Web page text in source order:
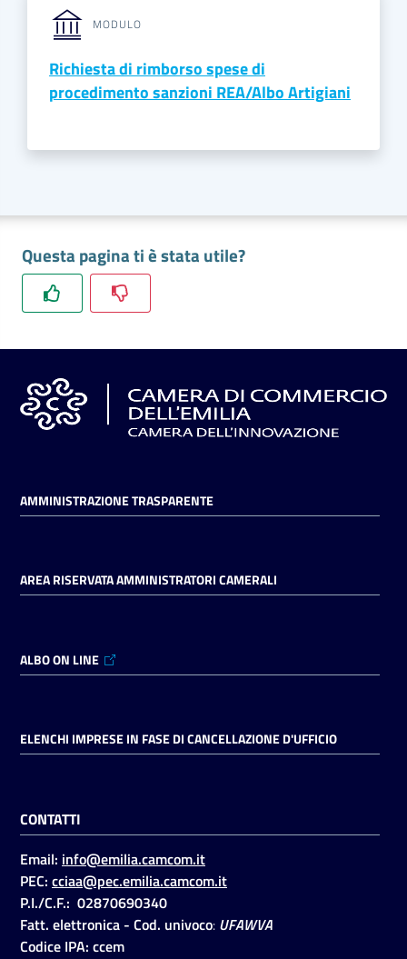
MODULO
Richiesta di rimborso spese di
procedimento sanzioni REA/Albo Artigiani
Questa pagina ti è stata utile?
AMMINISTRAZIONE TRASPARENTE
AREA RISERVATA AMMINISTRATORI CAMERALI
ALBO ON LINE
ELENCHI IMPRESE IN FASE DI CANCELLAZIONE D'UFFICIO
CONTATTI
Email: info@emilia.camcom.it
PEC: cciaa@pec.emilia.camcom.it
P.I./C.F.: 02870690340
Fatt. elettronica - Cod. univoco: UFAWVA
Codice IPA: ccem